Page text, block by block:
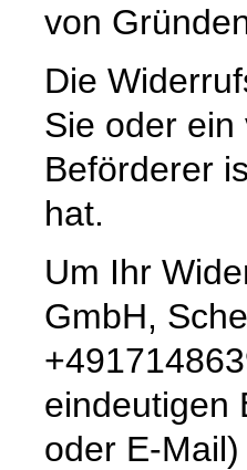
von
Die
Sie oder
Beförderer
hat.
Um Ihr
GmbH,
eindeutigen
oder E-